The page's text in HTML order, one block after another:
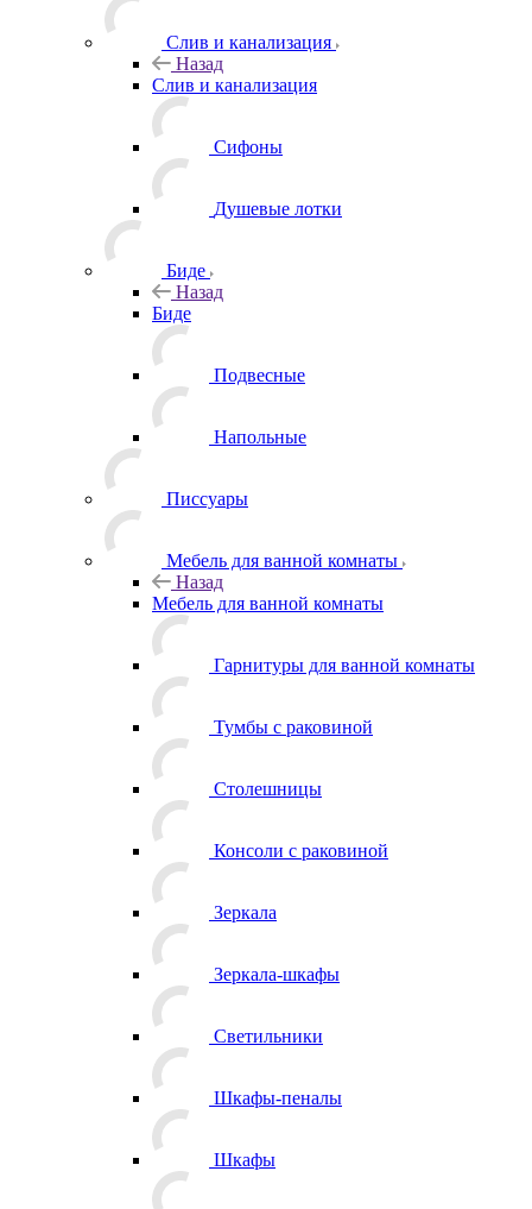
Слив и канализация
Назад
Слив и канализация
Сифоны
Душевые лотки
Биде
Назад
Биде
Подвесные
Напольные
Писсуары
Мебель для ванной комнаты
Назад
Мебель для ванной комнаты
Гарнитуры для ванной комнаты
Тумбы с раковиной
Столешницы
Консоли с раковиной
Зеркала
Зеркала-шкафы
Светильники
Шкафы-пеналы
Шкафы